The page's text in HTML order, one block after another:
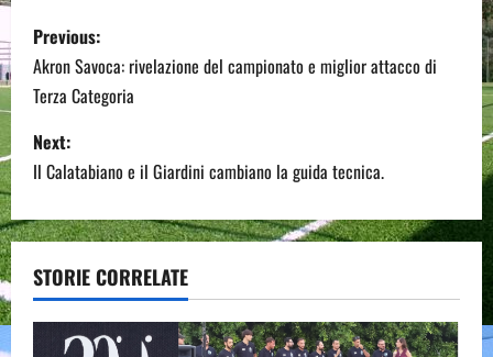
P
o
s
t
n
a
v
Previous:
Akron Savoca: rivelazione del campionato e miglior attacco di
Terza Categoria
Next:
Il Calatabiano e il Giardini cambiano la guida tecnica.
STORIE CORRELATE